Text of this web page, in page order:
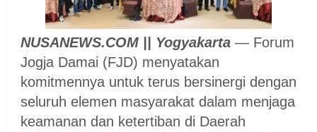
NUSANEWS.COM || Yogyakarta — Forum
Jogja Damai (FJD) menyatakan
komitmennya untuk terus bersinergi dengan
seluruh elemen masyarakat dalam menjaga
keamanan dan ketertiban di Daerah